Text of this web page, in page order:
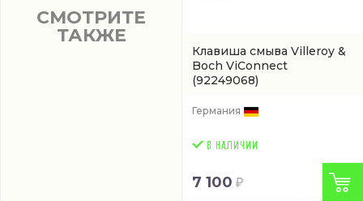
СМОТРИТЕ
ТАКЖЕ
Клавиша смыва Villeroy &
Boch ViConnect
(92249068)
Германия
7 100